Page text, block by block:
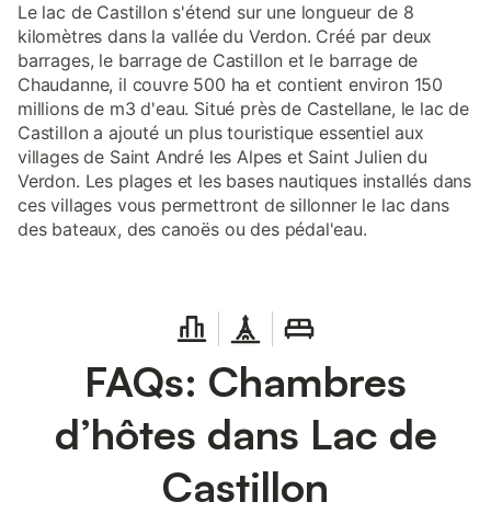
Le lac de Castillon s'étend sur une longueur de 8
kilomètres dans la vallée du Verdon. Créé par deux
barrages, le barrage de Castillon et le barrage de
Chaudanne, il couvre 500 ha et contient environ 150
millions de m3 d'eau. Situé près de Castellane, le lac de
Castillon a ajouté un plus touristique essentiel aux
villages de Saint André les Alpes et Saint Julien du
Verdon. Les plages et les bases nautiques installés dans
ces villages vous permettront de sillonner le lac dans
des bateaux, des canoës ou des pédal'eau.
FAQs: Chambres
d’hôtes dans Lac de
Castillon